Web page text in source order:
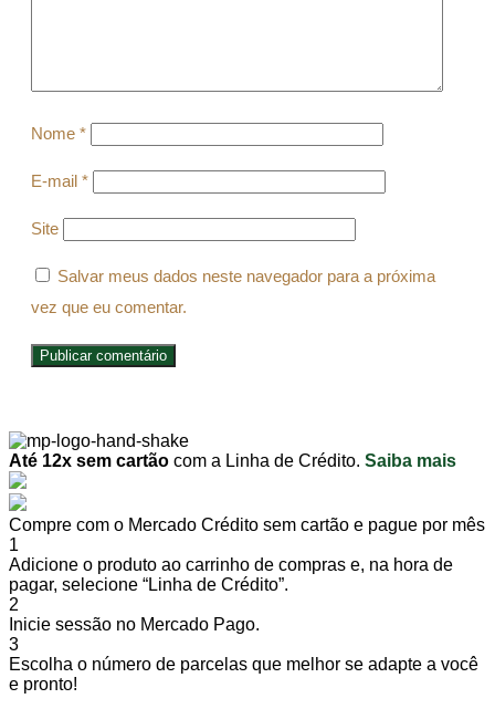
Nome *
E-mail *
Site
Salvar meus dados neste navegador para a próxima
vez que eu comentar.
Até 12x sem cartão com a Linha de Crédito. Saiba mais
Compre com o Mercado Crédito sem cartão e pague por mês
1
Adicione o produto ao carrinho de compras e, na hora de
pagar, selecione “Linha de Crédito”.
2
Inicie sessão no Mercado Pago.
3
Escolha o número de parcelas que melhor se adapte a você
e pronto!